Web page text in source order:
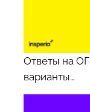
Ответы на
варианты…